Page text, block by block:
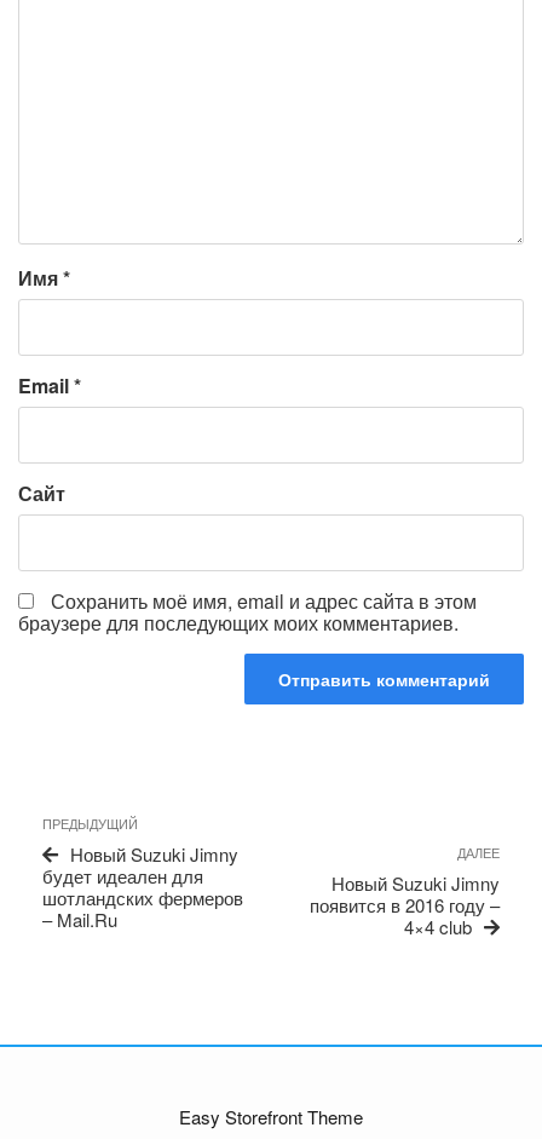
Имя*
Email*
Сайт
Сохранить моё имя, email и адрес сайта в этом
браузере для последующих моих комментариев.
по
записям
Предыдущая
запись
ПРЕДЫДУЩИЙ
Новый Suzuki Jimny
будет идеален для
шотландских фермеров
– Mail.Ru
ДАЛЕЕ
Новый Suzuki Jimny
появится в 2016 году –
4×4 club
Easy Storefront Theme